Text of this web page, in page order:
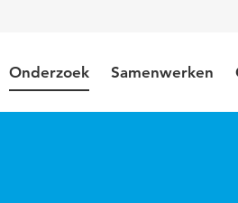
Onderzoek Samenwerken